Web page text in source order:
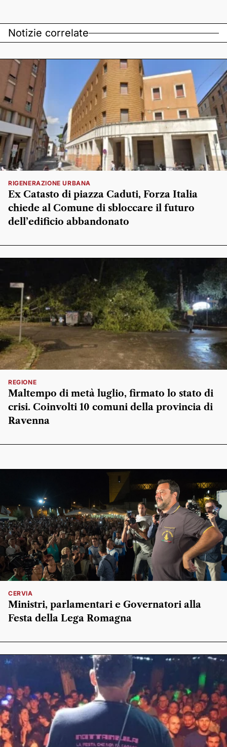
Notizie correlate
RIGENERAZIONE URBANA
Ex Catasto di piazza Caduti, Forza Italia
chiede al Comune di sbloccare il futuro
dell’edificio abbandonato
REGIONE
Maltempo di metà luglio, firmato lo stato di
crisi. Coinvolti 10 comuni della provincia di
Ravenna
CERVIA
Ministri, parlamentari e Governatori alla
Festa della Lega Romagna